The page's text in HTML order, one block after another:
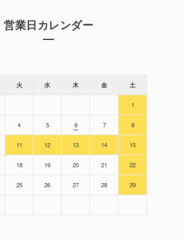
営業日カレンダー
火 水 木 金 土
1
4 5 6 7 8
11 12 13 14 15
18 19 20 21 22
25 26 27 28 29